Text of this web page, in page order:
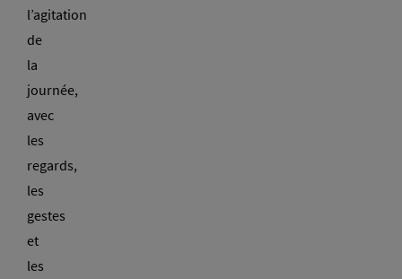
l’agitation
de
la
journée,
avec
les
regards,
les
gestes
et
les